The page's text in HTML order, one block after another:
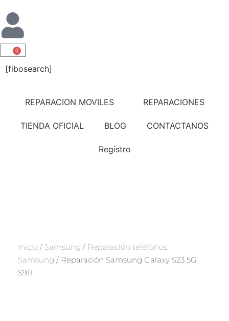
0
[fibosearch]
REPARACION MOVILES REPARACIONES
TIENDA OFICIAL BLOG CONTACTANOS
Registro
Inicio / Samsung / Reparación teléfonos
Samsung / Reparación Samsung Galaxy S23 5G
S911